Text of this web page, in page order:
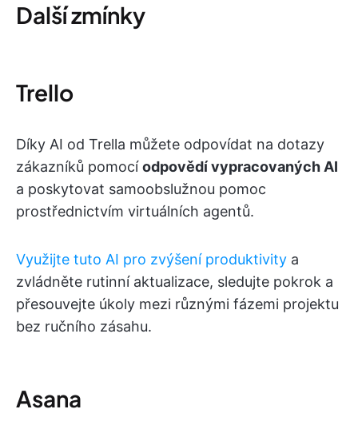
Další zmínky
Trello
Díky AI od Trella můžete odpovídat na dotazy
zákazníků pomocíodpovědí vypracovaných AI
a poskytovat samoobslužnou pomoc
prostřednictvím virtuálních agentů.
Využijte tuto AI pro zvýšení produktivity a
zvládněte rutinní aktualizace, sledujte pokrok a
přesouvejte úkoly mezi různými fázemi projektu
bez ručního zásahu.
Asana